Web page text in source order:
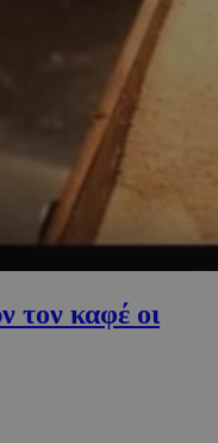
τον καφέ οι